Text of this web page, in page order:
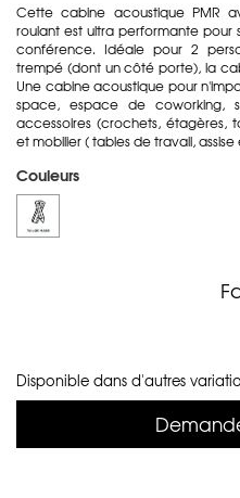
Cette cabine acoustique PMR
roulant est ultra performante pour
conférence. Idéale pour 2
trempé (dont un côté porte), la
Une cabine acoustique pour
space, espace de coworking,
accessoires (crochets,
et mobilier ( tables de travail,
Couleurs
Disponible dans d'autres